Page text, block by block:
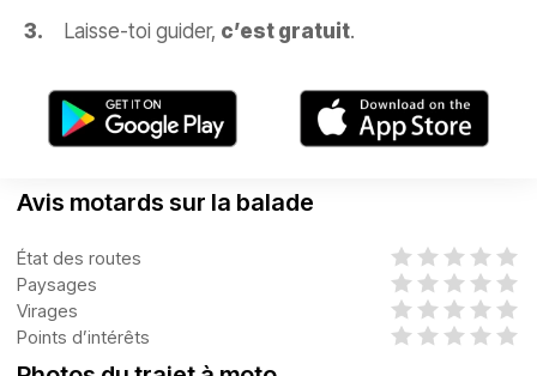
Laisse-toi guider, c’est gratuit.
Avis motards sur la balade
État des routes
Paysages
Virages
Points d’intérêts